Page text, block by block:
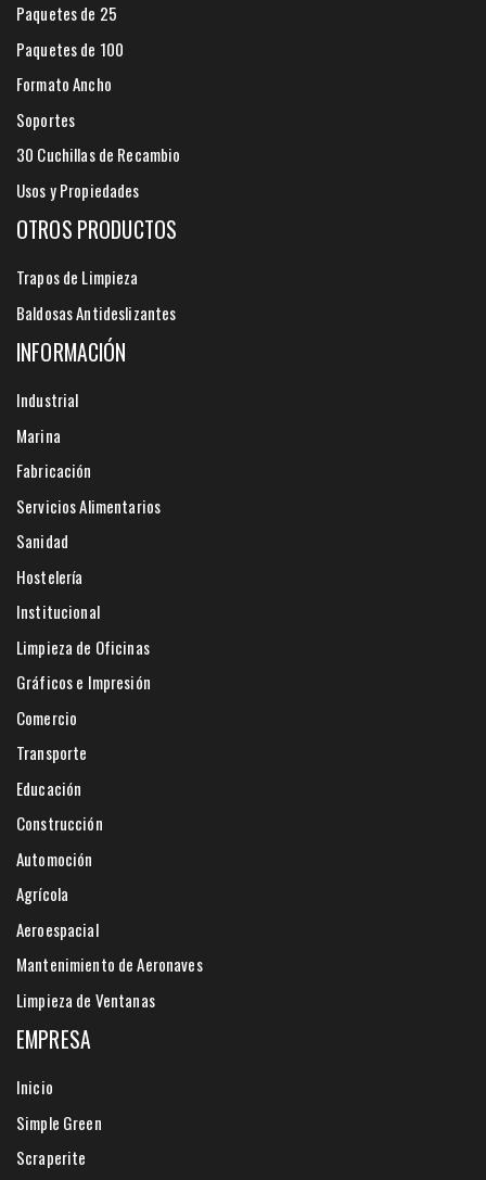
Paquetes de 25
Paquetes de 100
Formato Ancho
Soportes
30 Cuchillas de Recambio
Usos y Propiedades
OTROS PRODUCTOS
Trapos de Limpieza
Baldosas Antideslizantes
INFORMACIÓN
Industrial
Marina
Fabricación
Servicios Alimentarios
Sanidad
Hostelería
Institucional
Limpieza de Oficinas
Gráficos e Impresión
Comercio
Transporte
Educación
Construcción
Automoción
Agrícola
Aeroespacial
Mantenimiento de Aeronaves
Limpieza de Ventanas
EMPRESA
Inicio
Simple Green
Scraperite